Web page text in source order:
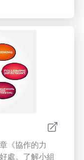
如何透過鼓勵
全，確保兒童
習中，兒童可
文章還討論了
團隊合作和多
整合真實世界
增強傳統課堂
放性問題和動
的努力和成
。這本綜合指
養問題解決技
《協作的力
處。了解小組